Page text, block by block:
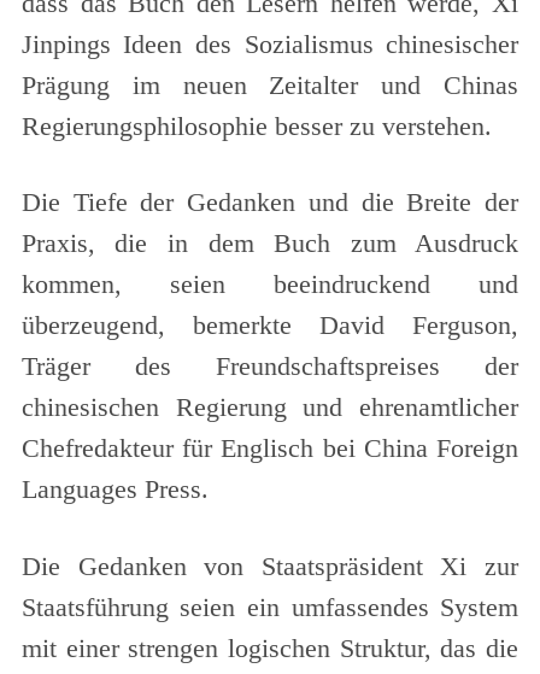
Jinpings Ideen des Sozialismus chinesischer
Prägung im neuen Zeitalter und Chinas
Regierungsphilosophie besser zu verstehen.
Die Tiefe der Gedanken und die Breite der
Praxis, die in dem Buch zum Ausdruck
kommen, seien beeindruckend und
überzeugend, bemerkte David Ferguson,
Träger des Freundschaftspreises der
chinesischen Regierung und ehrenamtlicher
Chefredakteur für Englisch bei China Foreign
Languages Press.
Die Gedanken von Staatspräsident Xi zur
Staatsführung seien ein umfassendes System
mit einer strengen logischen Struktur, das die